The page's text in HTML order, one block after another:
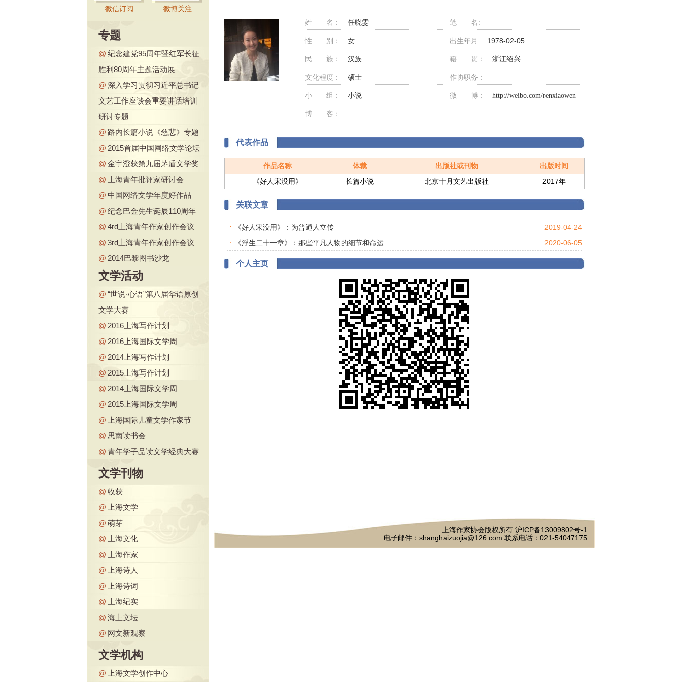
微信订阅 微博关注
专题
@ 纪念建党95周年暨红军长征
胜利80周年主题活动展
@ 深入学习贯彻习近平总书记
文艺工作座谈会重要讲话培训
研讨专题
@ 路内长篇小说《慈悲》专题
@ 2015首届中国网络文学论坛
@ 金宇澄获第九届茅盾文学奖
@
上海青年批评家研讨会
@ 中国网络文学年度好作品
@ 纪念巴金先生诞辰110周年
@ 4rd上海青年作家创作会议
@ 3rd上海青年作家创作会议
@ 2014巴黎图书沙龙
文学活动
@ “世说·心语”第八届华语原创
文学大赛
@ 2016上海写作计划
@ 2016上海国际文学周
@ 2014上海写作计划
@ 2015上海写作计划
@ 2014上海国际文学周
@ 2015上海国际文学周
@
上海国际儿童文学作家节
@ 思南读书会
@ 青年学子品读文学经典大赛
文学刊物
@ 收获
@
上海文学
@ 萌芽
@
上海文化
@
上海作家
@
上海诗人
@
上海诗词
@
上海纪实
@ 海上文坛
@ 网文新观察
文学机构
@ 上海文学创作中心
姓 名： 任晓雯 笔 名:
性 别： 女 出生年月: 1978-02-05
民 族： 汉族 籍 贯： 浙江绍兴
文化程度： 硕士 作协职务：
小 组： 小说 微 博： http://weibo.com/renxiaowen
博 客：
代表作品
作品名称 体裁 出版社或刊物
出版时间
《好人宋没用》
长篇小说 北京十月文艺出版社 2017年
关联文章
· 《好人宋没用》：为普通人立传 2019-04-24
· 《浮生二十一章》：那些平凡人物的细节和命运 2020-06-05
个人主页
上海作家协会版权所有 沪ICP备13009802号-1
电子邮件：shanghaizuojia@126.com 联系电话：021-54047175